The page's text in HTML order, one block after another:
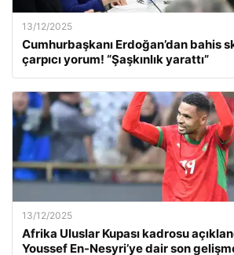
13/12/2025
Cumhurbaşkanı Erdoğan’dan bahis
çarpıcı yorum! “Şaşkınlık yarattı”
13/12/2025
Afrika Uluslar Kupası kadrosu
Youssef En-Nesyri’ye dair son